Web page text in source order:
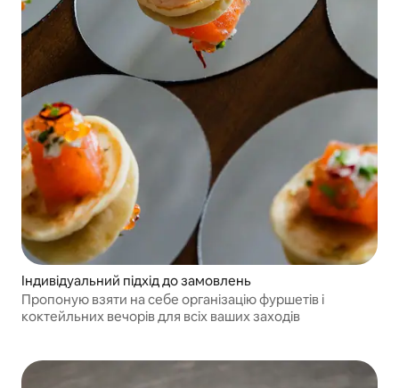
Індивідуальний підхід до замовлень
Пропоную взяти на себе організацію фуршетів і
коктейльних вечорів для всіх ваших заходів